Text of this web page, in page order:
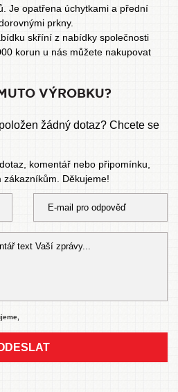
Je opatřena úchytkami a přední
prkny.
skříní z nabídky společnosti
korun u nás můžete nakupovat
VÝROBKU?
žádný dotaz? Chcete se
komentář nebo připomínku,
Děkujeme!